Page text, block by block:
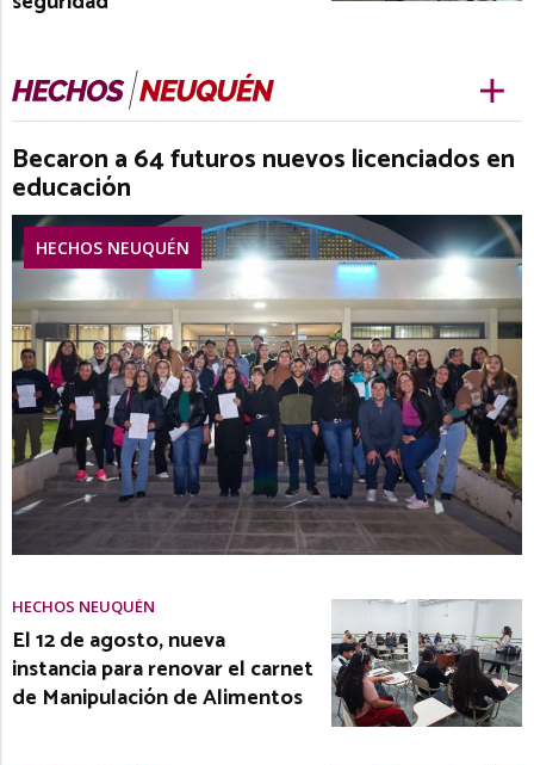
Becaron a 64 futuros nuevos licenciados en
educación
HECHOS NEUQUÉN
HECHOS NEUQUÉN
El 12 de agosto, nueva
instancia para renovar el carnet
de Manipulación de Alimentos